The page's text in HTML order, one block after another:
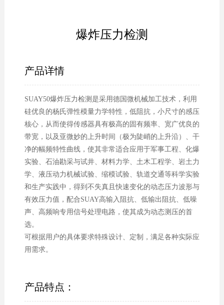
爆炸压力检测
产品详情
SUAY50爆炸压力检测是采用德国微机械加工技术，利用
硅优良的杨氏弹性模量力学特性，低阻抗，小尺寸的感压
核心，从而使得传感器具有极高的固有频率、宽广优良的
带宽，以及亚微妙的上升时间（极为陡峭的上升沿）、干
净的幅频特性曲线，使其非常适合应用于军事工程、化爆
实验、石油勘采与试井、材料力学、土木工程学、岩土力
学、液压动力机械试验、缩模试验、轨道交通等科学实验
和生产实践中，得到不失真且快速变化的动态压力波形与
有效压力值，配合SUAY高输入阻抗、低输出阻抗、低噪
声、高频响专用信号处理电路，使其成为动态测压的首
选。
可根据用户的具体要求特殊设计、定制，满足各种实际应
用需求。
产品特点：